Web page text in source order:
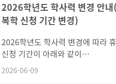
2026학년도 학사력 변경 안
복학 신청 기간 변경)
2026학년도 학사력 변경에 따라
신청 기간이 아래와 같이
변경되었습니다.관련 학생들은 변경
일정을 확인하여 신청에 차질이 없
2026-06-09